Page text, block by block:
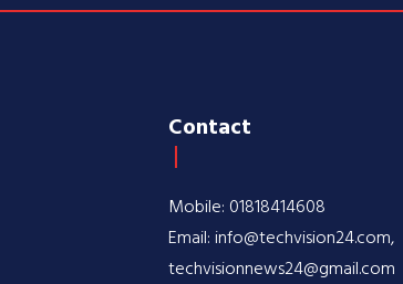
Contact
Mobile: 01818414608
Email: info@techvision24.com,
techvisionnews24@gmail.com